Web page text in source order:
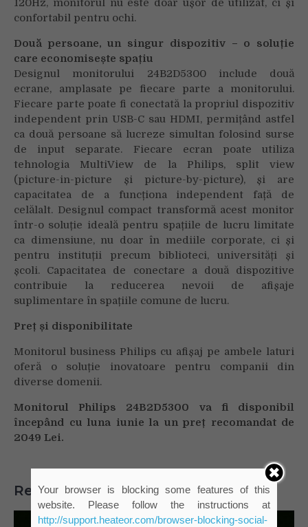
confortabil pentru ochi.
Două persoane, un singur dispozitiv – o soluție
care economisește spațiu
Designul monitorului 24B2D5300 include două
ecrane, amplasate pe fiecare parte a monitorului.
Fiecare parte poate fi conectată la propriul dispozitiv
independent prin USB-C sau HDMI, permițând astfel
ca două persoane să lucreze simultan folosind surse
de input separate. Fiecare ecran poate utiliza
tehnologia MultiView de la Philips, split view
(picture-in-picture și picture-by-picture), și are
capacitatea de a funcționa independent față de
celălalt. Designul compact transformă acest monitor
într-o soluție ideală pentru spațiile de lucru limitate
ca dimensiune, nu doar în mediile corporate, ci și
pentru instituții precum biblioteci, universități și
școli. Capacitatea de conectare a două dispozitive
contribuie la reducerea nevoii de afișaje
suplimentare în spațiile comune de lucru.
Preț și disponibilitate
Monitorul business Philips cu afișaj pe ambele laturi
oferă o soluție inovatoare pentru companii din
diverse domenii.
Monitorul Philips 24B2D5300 va fi disponibil
începând cu luna iunie la un preț recomandat de
2049 Lei.
Related Posts
Your browser is blocking some features of this
website. Please follow the instructions at
http://support.heateor.com/browser-blocking-social-